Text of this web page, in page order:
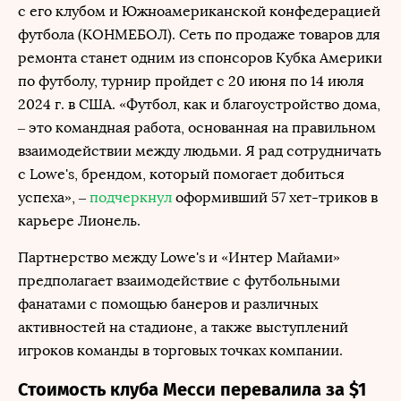
с его клубом и Южноамериканской конфедерацией
футбола (КОНМЕБОЛ). Сеть по продаже товаров для
ремонта станет одним из спонсоров Кубка Америки
по футболу, турнир пройдет с 20 июня по 14 июля
2024 г. в США. «Футбол, как и благоустройство дома,
– это командная работа, основанная на правильном
взаимодействии между людьми. Я рад сотрудничать
с Lowe's, брендом, который помогает добиться
успеха», – подчеркнул оформивший 57 хет-триков в
карьере Лионель.
Партнерство между Lowe's и «Интер Майами»
предполагает взаимодействие с футбольными
фанатами с помощью банеров и различных
активностей на стадионе, а также выступлений
игроков команды в торговых точках компании.
Стоимость клуба Месси перевалила за $1